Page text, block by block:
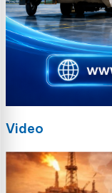
Video